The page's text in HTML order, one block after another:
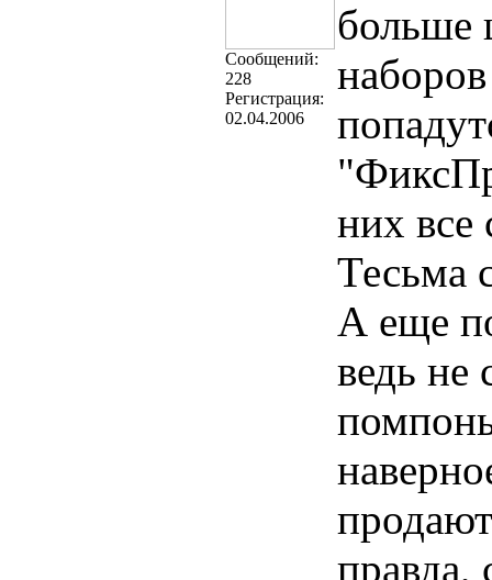
Cообщений:
228
Регистрация:
02.04.2006
больше
них все
Тесьма
А еще
ведь не
правда,